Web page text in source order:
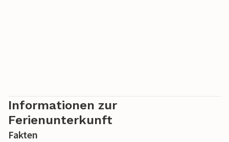
Informationen zur
Ferienunterkunft
Fakten